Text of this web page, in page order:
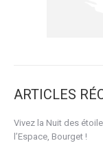
ARTICLES
Vivez la Nuit des
l’Espace, Bourget !